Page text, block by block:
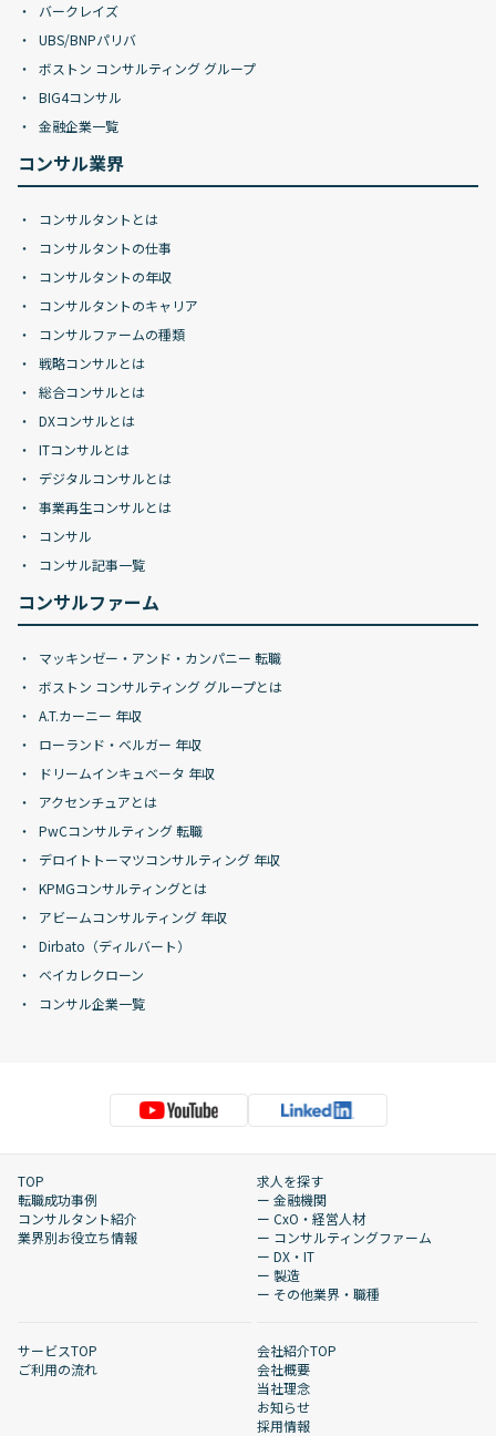
バークレイズ
UBS/BNPパリバ
ボストン コンサルティング グループ
BIG4コンサル
金融企業一覧
コンサル業界
コンサルタントとは
コンサルタントの仕事
コンサルタントの年収
コンサルタントのキャリア
コンサルファームの種類
戦略コンサルとは
総合コンサルとは
DXコンサルとは
ITコンサルとは
デジタルコンサルとは
事業再生コンサルとは
コンサル
コンサル記事一覧
コンサルファーム
マッキンゼー・アンド・カンパニー 転職
ボストン コンサルティング グループとは
A.T.カーニー 年収
ローランド・ベルガー 年収
ドリームインキュベータ 年収
アクセンチュアとは
PwCコンサルティング 転職
デロイトトーマツコンサルティング 年収
KPMGコンサルティングとは
アビームコンサルティング 年収
Dirbato（ディルバート）
ベイカレクローン
コンサル企業一覧
TOP
転職成功事例
コンサルタント紹介
業界別お役立ち情報
求人を探す
ー 金融機関
ー CxO・経営人材
ー コンサルティングファーム
ー DX・IT
ー 製造
ー その他業界・職種
サービスTOP
ご利用の流れ
会社紹介TOP
会社概要
当社理念
お知らせ
採用情報